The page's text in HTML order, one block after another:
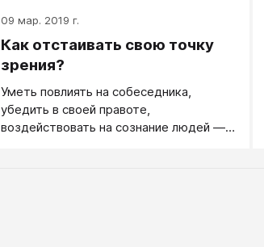
09 мар. 2019 г.
Как отстаивать свою точку
зрения?
Уметь повлиять на собеседника,
убедить в своей правоте,
воздействовать на сознание людей —